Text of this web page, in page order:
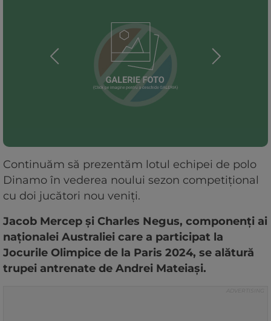
Continuăm să prezentăm lotul echipei de polo
Dinamo în vederea noului sezon competițional
cu doi jucători nou veniți.
Jacob Mercep și Charles Negus, componenți ai
naționalei Australiei care a participat la
Jocurile Olimpice de la Paris 2024, se alătură
trupei antrenate de Andrei Mateiași.